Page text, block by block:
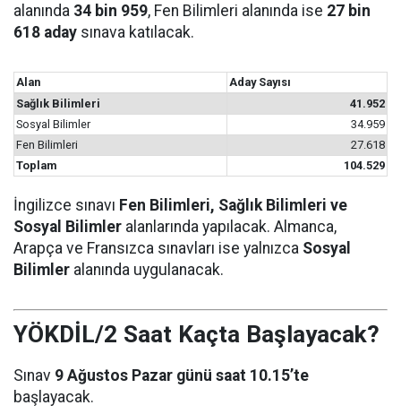
alanında 34 bin 959, Fen Bilimleri alanında ise 27 bin
618 aday sınava katılacak.
Alan
Aday Sayısı
Sağlık Bilimleri
41.952
Sosyal Bilimler
34.959
Fen Bilimleri
27.618
Toplam
104.529
İngilizce sınavı Fen Bilimleri, Sağlık Bilimleri ve
Sosyal Bilimler alanlarında yapılacak. Almanca,
Arapça ve Fransızca sınavları ise yalnızca Sosyal
Bilimler alanında uygulanacak.
YÖKDİL/2 Saat Kaçta Başlayacak?
Sınav 9 Ağustos Pazar günü saat 10.15’te
başlayacak.